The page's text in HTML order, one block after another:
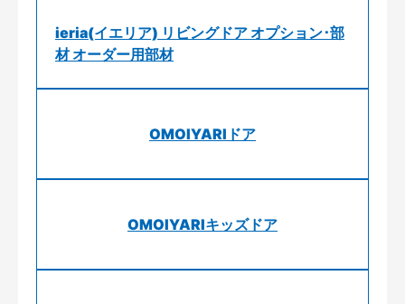
ieria(イエリア) リビングドア オプション･部
材 オーダー用部材
OMOIYARIドア
OMOIYARIキッズドア